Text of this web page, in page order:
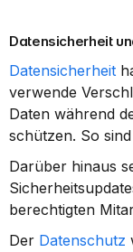
Datensicherheit
Datensicherheit
verwende
Daten während
schützen. So
Darüber hinaus
berechtigten
Der Datenschutz